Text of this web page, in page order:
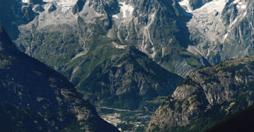
ゾート 一都市滞在 お祭り・イベント
絶景
界遺産を訪れる
1度は見てみたい遺跡
ロラ クルーズ 音楽鑑賞
名画鑑賞
ハイキング・トレッキング
1名様からの旅
フランス航空）
TWILIGHT EXPRESS 瑞風
アドベンチャーツーリズム・ウォーキング
観光列車
音楽）・講師同行の旅